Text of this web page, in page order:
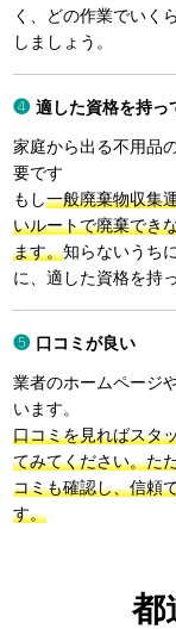
く、どの作業でいく
しましょう。
適した資格を持っ
家庭から出る不用品
要です
もし一般廃棄物収集
いルートで廃棄でき
ます。知らないうち
に、適した資格を持
口コミが良い
業者のホームページ
います。
口コミを見ればスタ
てみてください。た
コミも確認し、信頼
す。
都